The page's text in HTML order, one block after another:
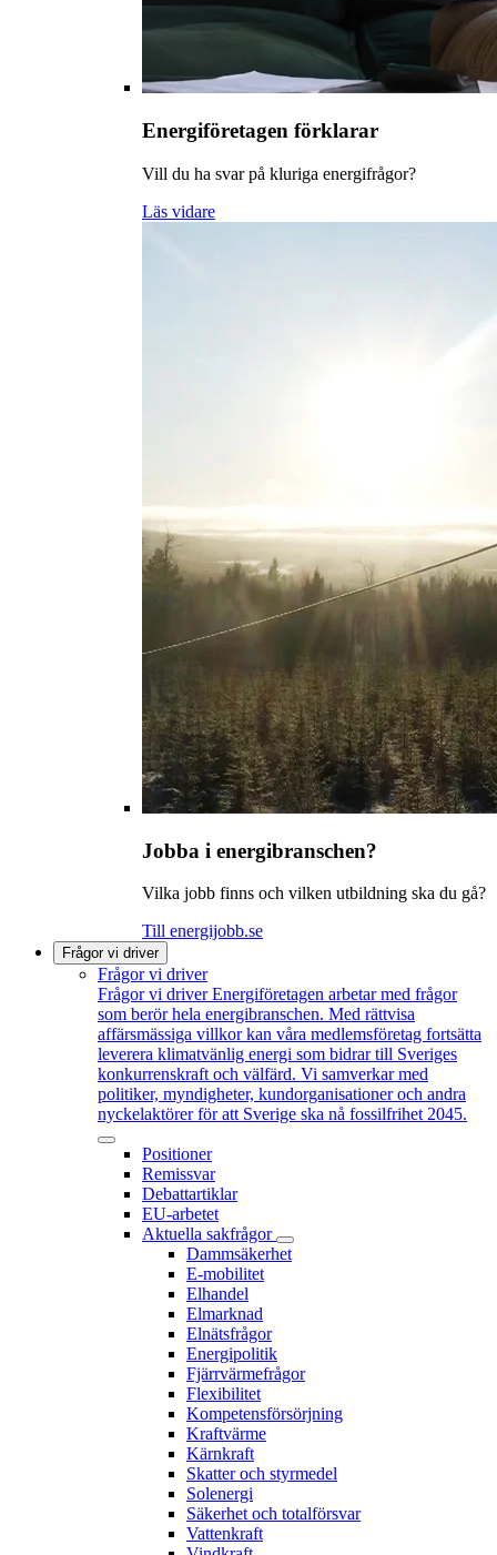
Energiföretagen förklarar
Vill du ha svar på kluriga energifrågor?
Läs vidare
Jobba i energibranschen?
Vilka jobb finns och vilken utbildning ska du gå?
Till energijobb.se
Frågor vi driver
Frågor vi driver
Frågor vi driver Energiföretagen arbetar med frågor
som berör hela energibranschen. Med rättvisa
affärsmässiga villkor kan våra medlemsföretag fortsätta
leverera klimatvänlig energi som bidrar till Sveriges
konkurrenskraft och välfärd. Vi samverkar med
politiker, myndigheter, kundorganisationer och andra
nyckelaktörer för att Sverige ska nå fossilfrihet 2045.
Positioner
Remissvar
Debattartiklar
EU-arbetet
Aktuella sakfrågor
Dammsäkerhet
E-mobilitet
Elhandel
Elmarknad
Elnätsfrågor
Energipolitik
Fjärrvärmefrågor
Flexibilitet
Kompetensförsörjning
Kraftvärme
Kärnkraft
Skatter och styrmedel
Solenergi
Säkerhet och totalförsvar
Vattenkraft